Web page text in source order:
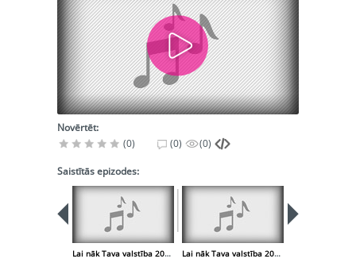
Novērtēt:
(0)
(0) (0)
Saistītās epizodes:
Lai nāk Tava valstība 2002.03.10. Lai nāk Tava valstība 2002.03.24.